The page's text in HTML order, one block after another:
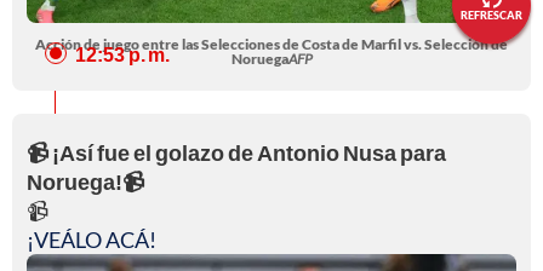
REFRESCAR
Acción de juego entre las Selecciones de Costa de Marfil vs. Selección de
NoruegaAFP
12:53 p. m.
📹 ¡Así fue el golazo de Antonio Nusa para
Noruega!📹
📹
¡VEÁLO ACÁ!